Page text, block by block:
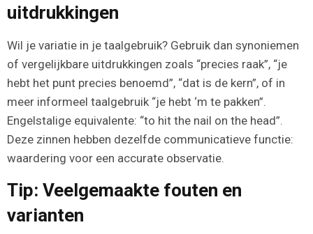
uitdrukkingen
Wil je variatie in je taalgebruik? Gebruik dan synoniemen
of vergelijkbare uitdrukkingen zoals “precies raak”, “je
hebt het punt precies benoemd”, “dat is de kern”, of in
meer informeel taalgebruik “je hebt ‘m te pakken”.
Engelstalige equivalente: “to hit the nail on the head”.
Deze zinnen hebben dezelfde communicatieve functie:
waardering voor een accurate observatie.
Tip: Veelgemaakte fouten en
varianten